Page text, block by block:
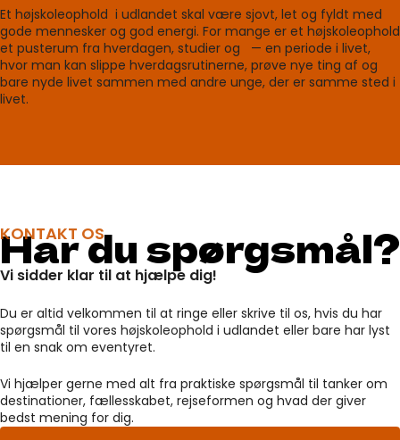
Et højskoleophold i udlandet skal være sjovt, let og fyldt med
gode mennesker og god energi. For mange er et højskoleophold
et pusterum fra hverdagen, studier og — en periode i livet,
hvor man kan slippe hverdagsrutinerne, prøve nye ting af og
bare nyde livet sammen med andre unge, der er samme sted i
livet.
KONTAKT OS
Har du spørgsmål?
Vi sidder klar til at hjælpe dig!
Du er altid velkommen til at ringe eller skrive til os, hvis du har
spørgsmål til vores højskoleophold i udlandet eller bare har lyst
til en snak om eventyret.
Vi hjælper gerne med alt fra praktiske spørgsmål til tanker om
destinationer, fællesskabet, rejseformen og hvad der giver
bedst mening for dig.